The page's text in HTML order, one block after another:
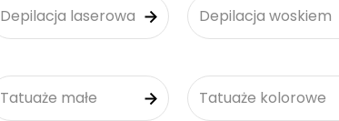
Depilacja laserowa Depilacja woskiem
Tatuaże małe Tatuaże kolorowe